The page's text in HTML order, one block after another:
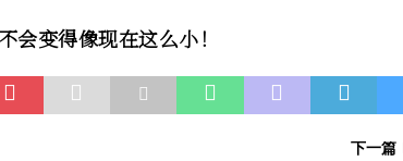
会变得像现在这么小！
下一篇